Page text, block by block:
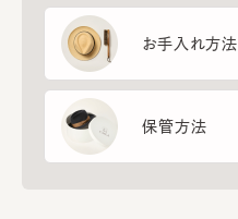
お手入れ方法
保管方法